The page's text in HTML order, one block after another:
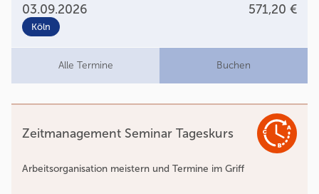
03.09.2026 571,20 €
Köln
Alle Termine Buchen
Zeitmanagement Seminar Tageskurs
Arbeitsorganisation meistern und Termine im Griff